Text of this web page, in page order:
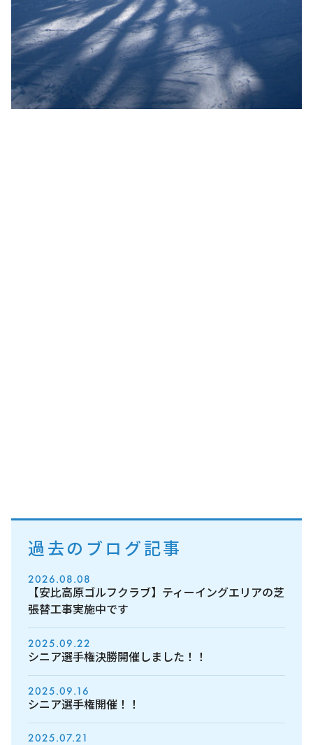
過去のブログ記事
2026.08.08
【安比高原ゴルフクラブ】ティーイングエリアの芝
張替工事実施中です
2025.09.22
シニア選手権決勝開催しました！！
2025.09.16
シニア選手権開催！！
2025.07.21